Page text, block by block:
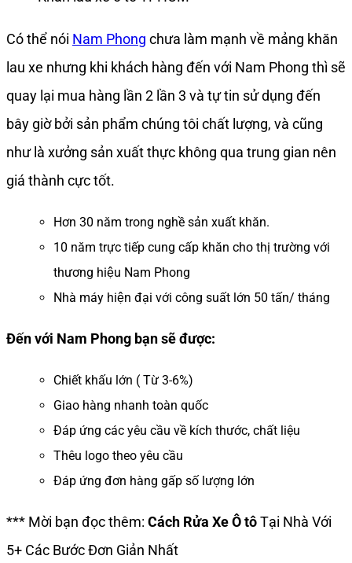
Có thể nói Nam Phong chưa làm mạnh về mảng khăn
lau xe nhưng khi khách hàng đến với Nam Phong thì sẽ
quay lại mua hàng lần 2 lần 3 và tự tin sử dụng đến
bây giờ bởi sản phẩm chúng tôi chất lượng, và cũng
như là xưởng sản xuất thực không qua trung gian nên
giá thành cực tốt.
Hơn 30 năm trong nghề sản xuất khăn.
10 năm trực tiếp cung cấp khăn cho thị trường với
thương hiệu Nam Phong
Nhà máy hiện đại với công suất lớn 50 tấn/ tháng
Đến với Nam Phong bạn sẽ được:
Chiết khấu lớn ( Từ 3-6%)
Giao hàng nhanh toàn quốc
Đáp ứng các yêu cầu về kích thước, chất liệu
Thêu logo theo yêu cầu
Đáp ứng đơn hàng gấp số lượng lớn
*** Mời bạn đọc thêm: Cách Rửa Xe Ô tôTại Nhà Với
5+ Các Bước Đơn Giản Nhất